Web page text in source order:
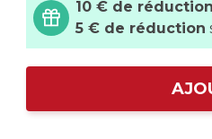
10 € de réduction
5 € de réduction